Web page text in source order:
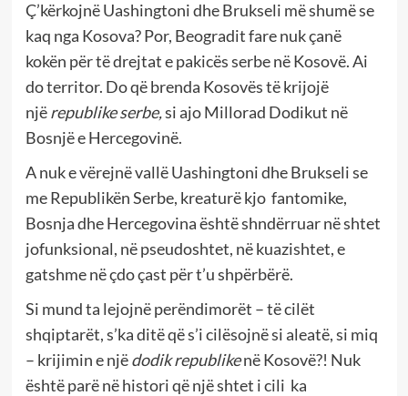
Ç’kërkojnë Uashingtoni dhe Brukseli më shumë se
kaq nga Kosova? Por, Beogradit fare nuk çanë
kokën për të drejtat e pakicës serbe në Kosovë. Ai
do territor. Do që brenda Kosovës të krijojë
një republike serbe,si ajo Millorad Dodikut në
Bosnjë e Hercegovinë.
A nuk e vërejnë vallë Uashingtoni dhe Brukseli se
me Republikën Serbe, kreaturë kjo fantomike,
Bosnja dhe Hercegovina është shndërruar në shtet
jofunksional, në pseudoshtet, në kuazishtet, e
gatshme në çdo çast për t’u shpërbërë.
Si mund ta lejojnë perëndimorët – të cilët
shqiptarët, s’ka ditë që s’i cilësojnë si aleatë, si miq
– krijimin e një dodik republike në Kosovë?! Nuk
është parë në histori që një shtet i cili ka